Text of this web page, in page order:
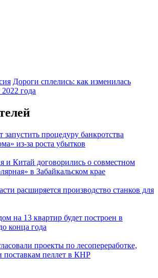
Дороги сплелись: как изменилась
года
процедуру банкротства
из-за роста убытков
и Китай договорились о совместном
в Забайкальском крае
расширяется производство станков для
на 13 квартир будет построен в
конца года
проекты по лесопереработке,
пеллет в КНР